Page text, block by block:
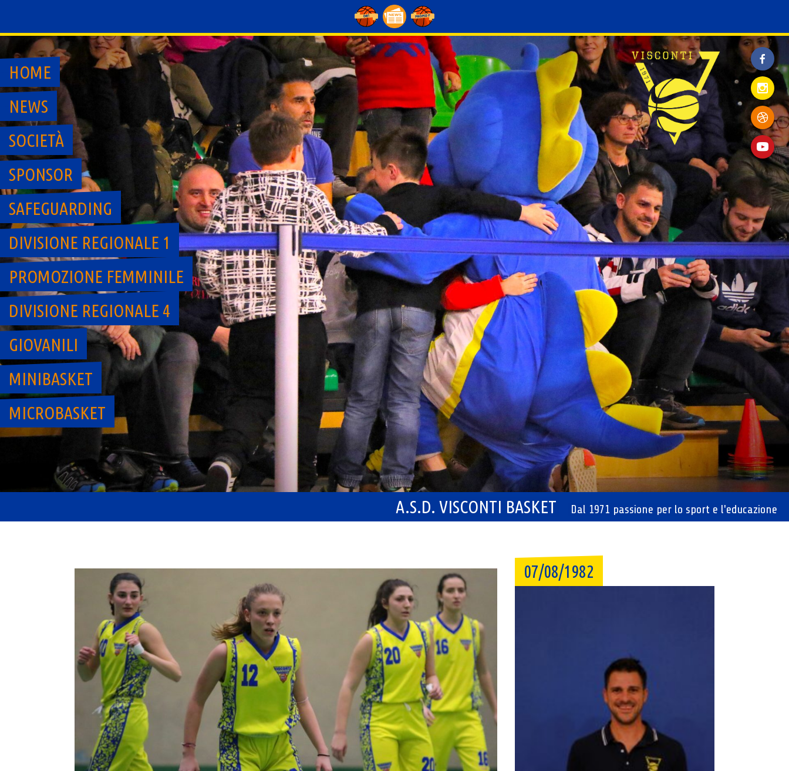
content
A.S.D. VISCONTI BASKET Dal 1971 passione per lo sport e l'educazione
HOME
NEWS
SOCIETÀ
SPONSOR
SAFEGUARDING
DIVISIONE REGIONALE 1
PROMOZIONE FEMMINILE
DIVISIONE REGIONALE 4
GIOVANILI
MINIBASKET
MICROBASKET
07/08/1982